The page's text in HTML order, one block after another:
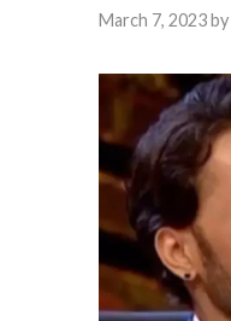
March 7, 2023by